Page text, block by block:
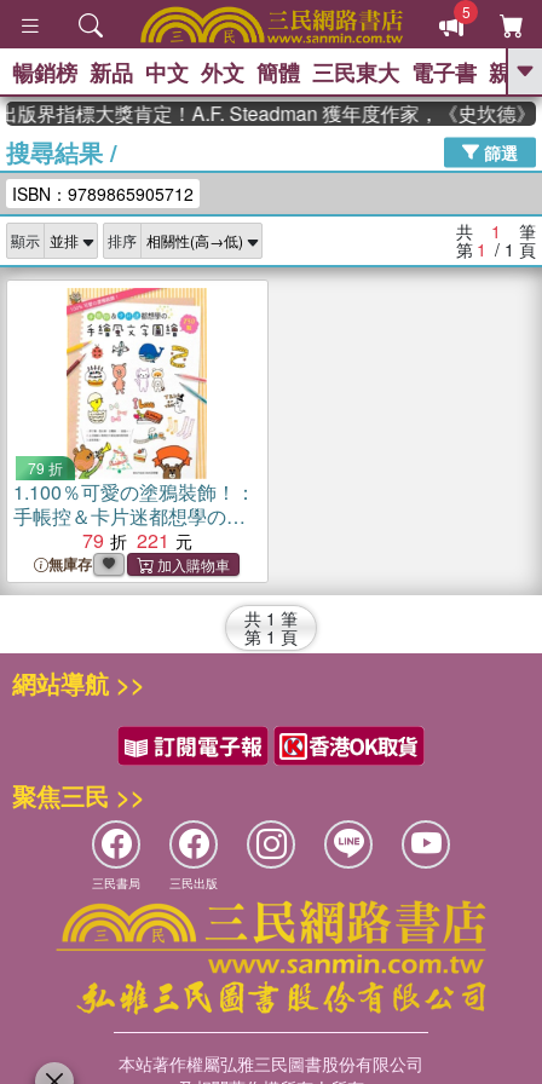
5
GO
The Odyssey 、
父親節 、 如果歷史是一群喵 、 暑期
念華 、 台灣的李登輝時代 、 數學女
孩：黎曼猜想
偉大的迷走神經
暢銷榜 新品 中文 外文 簡體 三民東大 電子書 親子
版界指標大獎肯定！A.F. Steadman 獲年度作家，《史坎德》
搜尋結果/
篩選
ISBN：9789865905712
顯示 排序 共 1 筆
第 1 / 1 頁
79 折
1.100％可愛の塗鴉裝飾！：
手帳控＆卡片迷都想學の手
繪風文字圖繪750點
79 221
無庫存
共 1 筆
第 1 頁
網站導航 >>
聚焦三民 >>
三民書局 三民出版
本站著作權屬弘雅三民圖書股份有限公司